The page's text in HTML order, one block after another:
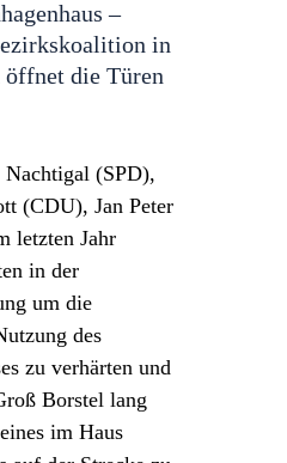
–
in
die Türen
(SPD),
(CDU), Jan Peter
letzten Jahr
in der
um die
des
zu verhärten und
Borstel lang
im Haus